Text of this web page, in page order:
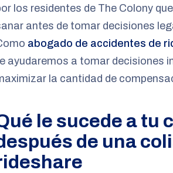
los residentes de The Colony
antes de tomar decisiones
abogado de accidentes de
ayudaremos a tomar decisiones
la cantidad de
le sucede a tu
de una